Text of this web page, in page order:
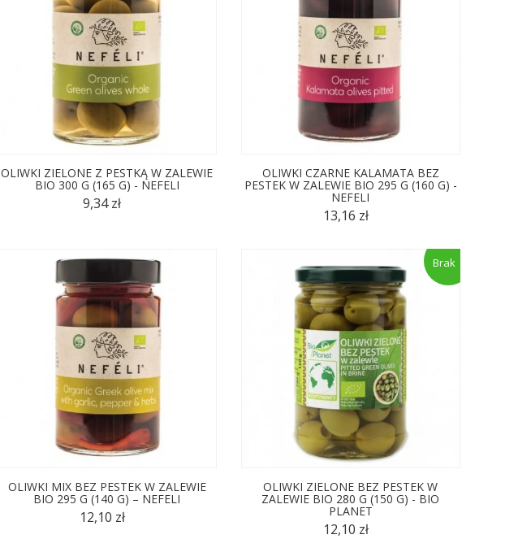
OLIWKI ZIELONE Z PESTKĄ W ZALEWIE
BIO 300 G (165 G) - NEFELI
9,34 zł
OLIWKI CZARNE KALAMATA BEZ
PESTEK W ZALEWIE BIO 295 G (160 G) -
NEFELI
13,16 zł
OLIWKI MIX BEZ PESTEK W ZALEWIE
BIO 295 G (140 G) – NEFELI
12,10 zł
Brak
OLIWKI ZIELONE BEZ PESTEK W
ZALEWIE BIO 280 G (150 G) - BIO
PLANET
12,10 zł